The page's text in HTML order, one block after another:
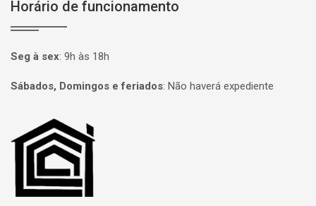
Horário de funcionamento
Seg à sex: 9h às 18h
Sábados, Domingos e feriados: Não haverá expediente
Página inicial